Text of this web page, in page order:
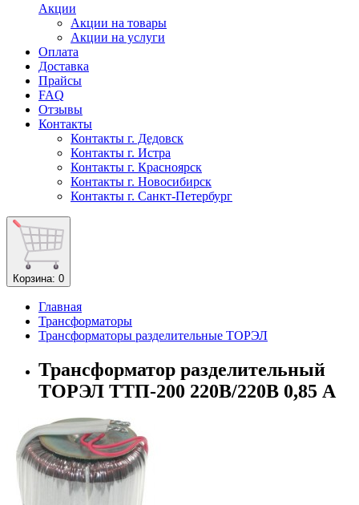
Акции
Акции на товары
Акции на услуги
Оплата
Доставка
Прайсы
FAQ
Отзывы
Контакты
Контакты г. Дедовск
Контакты г. Истра
Контакты г. Красноярск
Контакты г. Новосибирск
Контакты г. Санкт-Петербург
Корзина: 0
Главная
Трансформаторы
Трансформаторы разделительные ТОРЭЛ
Трансформатор разделительный
ТОРЭЛ ТТП-200 220В/220В 0,85 А